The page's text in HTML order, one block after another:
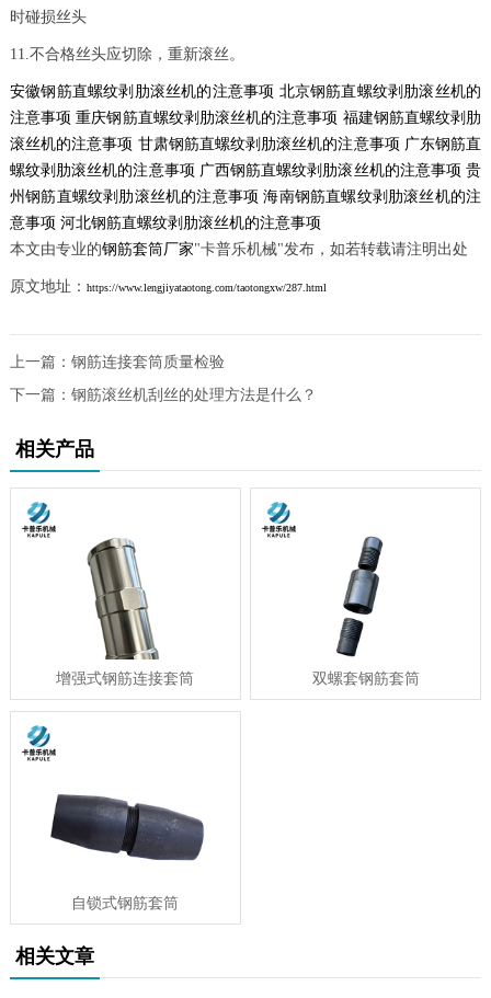
时碰损丝头
11.不合格丝头应切除，重新滚丝。
安徽钢筋直螺纹剥肋滚丝机的注意事项 北京钢筋直螺纹剥肋滚丝机的
注意事项 重庆钢筋直螺纹剥肋滚丝机的注意事项 福建钢筋直螺纹剥肋
滚丝机的注意事项 甘肃钢筋直螺纹剥肋滚丝机的注意事项 广东钢筋直
螺纹剥肋滚丝机的注意事项 广西钢筋直螺纹剥肋滚丝机的注意事项 贵
州钢筋直螺纹剥肋滚丝机的注意事项 海南钢筋直螺纹剥肋滚丝机的注
意事项 河北钢筋直螺纹剥肋滚丝机的注意事项
本文由专业的钢筋套筒厂家"卡普乐机械"发布，如若转载请注明出处
原文地址： https://www.lengjiyataotong.com/taotongxw/287.html
上一篇： 钢筋连接套筒质量检验
下一篇： 钢筋滚丝机刮丝的处理方法是什么？
相关产品
增强式钢筋连接套筒 双螺套钢筋套筒
自锁式钢筋套筒
相关文章